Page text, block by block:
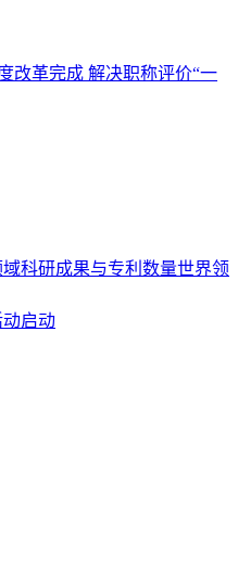
改革完成 解决职称评价“一
科研成果与专利数量世界领
动启动